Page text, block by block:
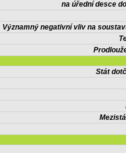
na úřední desce
Významný negativní vliv na
Stát